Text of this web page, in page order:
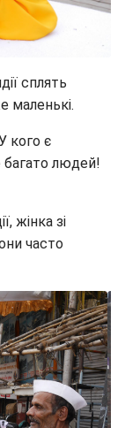
сплять
маленькі.
кого є
багато людей!
жінка зі
часто